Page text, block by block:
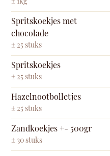
± 1kg
Spritskoekjes met
chocolade
± 25 stuks
Spritskoekjes
± 25 stuks
Hazelnootbolletjes
± 25 stuks
Zandkoekjes +- 500gr
± 30 stuks